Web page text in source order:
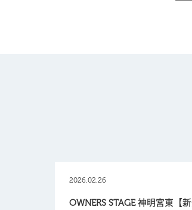
2026.02.26
OWNERS STAGE 神明宮東【